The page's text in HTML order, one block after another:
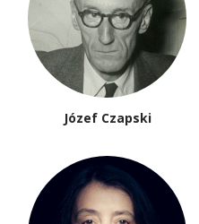
Józef Czapski